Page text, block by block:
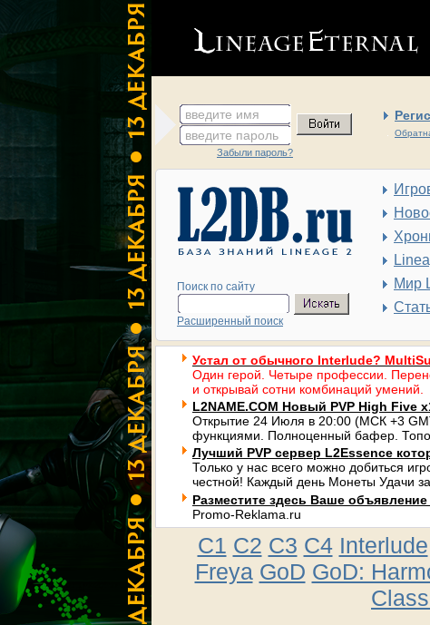
введите имя
введите пароль
Забыли пароль?
Поиск по сайту
Расширенный поиск
Мир
Устал от обычного Interlude?
Один герой. Четыре профессии.
и открывай сотни комбинаций умений.
L2NAME.COM Новый PVP High
Открытие 24 Июля в 20:00 (МСК +3
функциями. Полноценный бафер.
Лучший PVP сервер L2Essence
Только у нас всего можно добиться
честной! Каждый день Монеты Удачи
Разместите здесь Ваше объявление
Promo-Reklama.ru
C1 C2 C3 C4 Interlude
Freya GoD GoD: